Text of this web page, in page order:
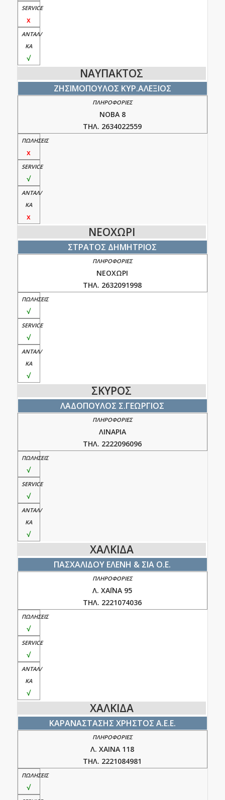
x
√
ΝΑΥΠΑΚΤΟΣ
ΖΗΣΙΜΟΠΟΥΛΟΣ ΚΥΡ.ΑΛΕΞΙΟΣ
ΝΟΒΑ 8
ΤΗΛ. 2634022559
x
√
x
ΝΕΟΧΩΡΙ
ΣΤΡΑΤΟΣ ΔΗΜΗΤΡΙΟΣ
ΝΕΟΧΩΡΙ
ΤΗΛ. 2632091998
√
√
√
ΣΚΥΡΟΣ
ΛΑΔΟΠΟΥΛΟΣ Σ.ΓΕΩΡΓΙΟΣ
ΛΙΝΑΡΙΑ
ΤΗΛ. 2222096096
√
√
√
ΧΑΛΚΙΔΑ
ΠΑΣΧΑΛΙΔΟΥ ΕΛΕΝΗ & ΣΙΑ Ο.Ε.
Λ. ΧΑΪΝΑ 95
ΤΗΛ. 2221074036
√
√
√
ΧΑΛΚΙΔΑ
ΚΑΡΑΝΑΣΤΑΣΗΣ ΧΡΗΣΤΟΣ Α.Ε.Ε.
Λ. ΧΑΙΝΑ 118
ΤΗΛ. 2221084981
√